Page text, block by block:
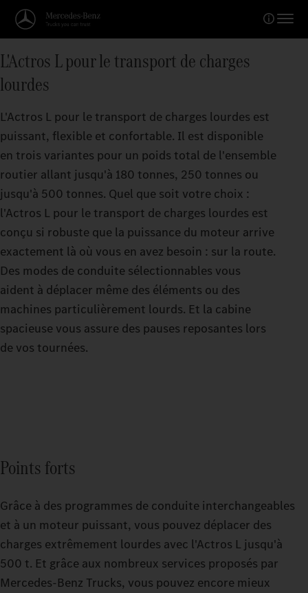
L'Actros L pour le transport de charges
lourdes
L'Actros L pour le transport de charges lourdes est
puissant, flexible et confortable. Il est disponible
en trois variantes pour un poids total de l'ensemble
routier allant jusqu'à 180 tonnes, 250 tonnes ou
jusqu'à 500 tonnes. Quel que soit votre choix :
l'Actros L pour le transport de charges lourdes est
conçu si robuste que la puissance du moteur arrive
exactement là où vous en avez besoin : sur la route.
Des modes de conduite sélectionnables vous
aident à déplacer même des éléments ou des
machines particulièrement lourds. Et la cabine
spacieuse vous assure des pauses reposantes lors
de vos tournées.
Points forts
Grâce à des programmes de conduite interchangeables
et à un moteur puissant, vous pouvez déplacer des
charges extrêmement lourdes avec l'Actros L jusqu'à
500 t. Et grâce aux nombreux services proposés par
Mercedes‑Benz Trucks, vous pouvez encore mieux